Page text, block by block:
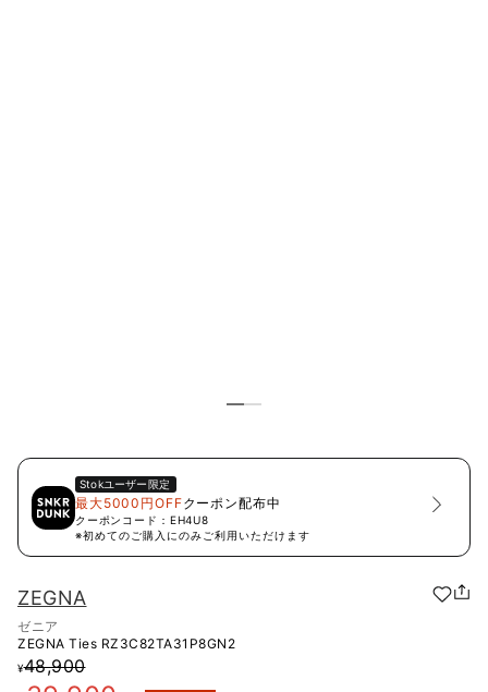
Stokユーザー限定
最大5000円OFFクーポン配布中
クーポンコード： EH4U8
※初めてのご購入にのみご利用いただけます
ZEGNA
ゼニア
ZEGNA Ties RZ3C82TA31P8GN2
¥48,900